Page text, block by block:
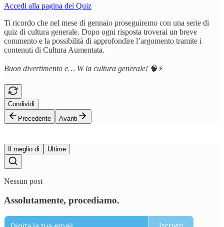
Accedi alla pagina dei Quiz
Ti ricordo che nel mese di gennaio proseguiremo con una serie di
quiz di cultura generale. Dopo ogni risposta troverai un breve
commento e la possibilità di approfondire l’argomento tramite i
contenuti di Cultura Aumentata.
Buon divertimento e… W la cultura generale! 🧠⚡️
Condividi
Precedente
Avanti
Il meglio di Ultime
Nessun post
Assolutamente, procediamo.